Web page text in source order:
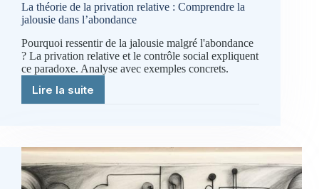
La théorie de la privation relative : Comprendre la
jalousie dans l’abondance
Pourquoi ressentir de la jalousie malgré l'abondance
? La privation relative et le contrôle social expliquent
ce paradoxe. Analyse avec exemples concrets.
Lire la suite
La
privation
relative
: